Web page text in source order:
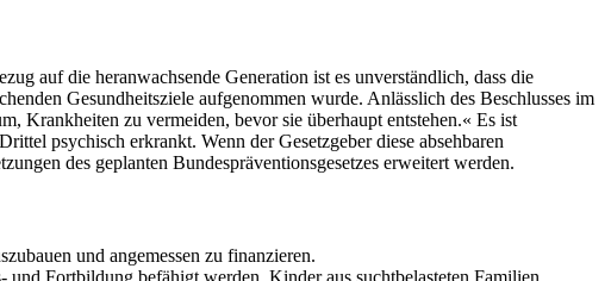
auf die heranwachsende Generation ist es unverständlich, dass die
Gesundheitsziele aufgenommen wurde. Anlässlich des Beschlusses im
Krankheiten zu vermeiden, bevor sie überhaupt entstehen.« Es ist
psychisch erkrankt. Wenn der Gesetzgeber diese absehbaren
des geplanten Bundespräventionsgesetzes erweitert werden.
und angemessen zu finanzieren.
Fortbildung befähigt werden, Kinder aus suchtbelasteten Familien